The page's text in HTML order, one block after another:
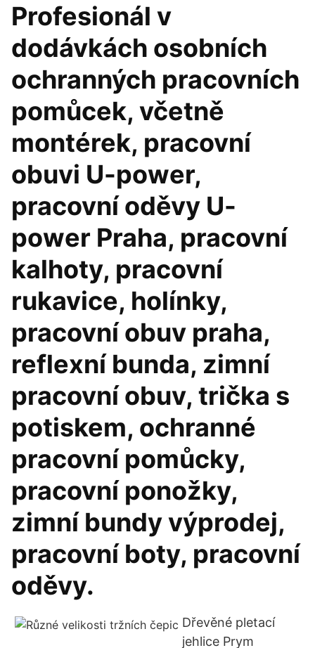
Profesionál v
dodávkách osobních
ochranných pracovních
pomůcek, včetně
montérek, pracovní
obuvi U-power,
pracovní oděvy U-
power Praha, pracovní
kalhoty, pracovní
rukavice, holínky,
pracovní obuv praha,
reflexní bunda, zimní
pracovní obuv, trička s
potiskem, ochranné
pracovní pomůcky,
pracovní ponožky,
zimní bundy výprodej,
pracovní boty, pracovní
oděvy.
Dřevěné pletací
jehlice Prym